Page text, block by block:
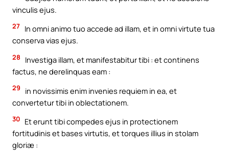
vinculis ejus.
27 In omni animo tuo accede ad illam, et in omni virtute tua
conserva vias ejus.
28
Investiga illam, et manifestabitur tibi : et continens
factus, ne derelinquas eam :
29
in novissimis enim invenies requiem in ea, et
convertetur tibi in oblectationem.
30 Et erunt tibi compedes ejus in protectionem
fortitudinis et bases virtutis, et torques illius in stolam
gloriæ :